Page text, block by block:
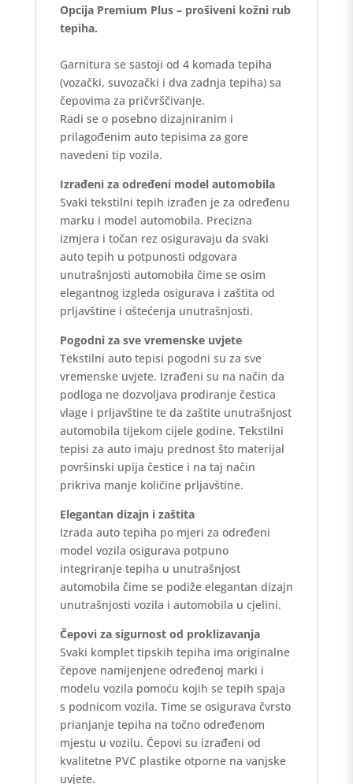
Opcija Premium Plus – prošiveni kožni rub
tepiha.
Garnitura se sastoji od 4 komada tepiha
(vozački, suvozački i dva zadnja tepiha) sa
čepovima za pričvrščivanje.
Radi se o posebno dizajniranim i
prilagođenim auto tepisima za gore
navedeni tip vozila.
Izrađeni za određeni model automobila
Svaki tekstilni tepih izrađen je za određenu
marku i model automobila. Precizna
izmjera i točan rez osiguravaju da svaki
auto tepih u potpunosti odgovara
unutrašnjosti automobila čime se osim
elegantnog izgleda osigurava i zaštita od
prljavštine i oštećenja unutrašnjosti.
Pogodni za sve vremenske uvjete
Tekstilni auto tepisi pogodni su za sve
vremenske uvjete. Izrađeni su na način da
podloga ne dozvoljava prodiranje čestica
vlage i prljavštine te da zaštite unutrašnjost
automobila tijekom cijele godine. Tekstilni
tepisi za auto imaju prednost što materijal
površinski upija čestice i na taj način
prikriva manje količine prljavštine.
Elegantan dizajn i zaštita
Izrada auto tepiha po mjeri za određeni
model vozila osigurava potpuno
integriranje tepiha u unutrašnjost
automobila čime se podiže elegantan dizajn
unutrašnjosti vozila i automobila u cjelini.
Čepovi za sigurnost od proklizavanja
Svaki komplet tipskih tepiha ima originalne
čepove namijenjene određenoj marki i
modelu vozila pomoću kojih se tepih spaja
s podnicom vozila. Time se osigurava čvrsto
prianjanje tepiha na točno određenom
mjestu u vozilu. Čepovi su izrađeni od
kvalitetne PVC plastike otporne na vanjske
uvjete.